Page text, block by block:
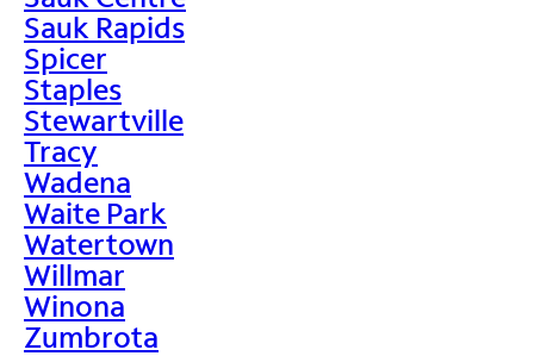
Sauk Rapids
Spicer
Staples
Stewartville
Tracy
Wadena
Waite Park
Watertown
Willmar
Winona
Zumbrota